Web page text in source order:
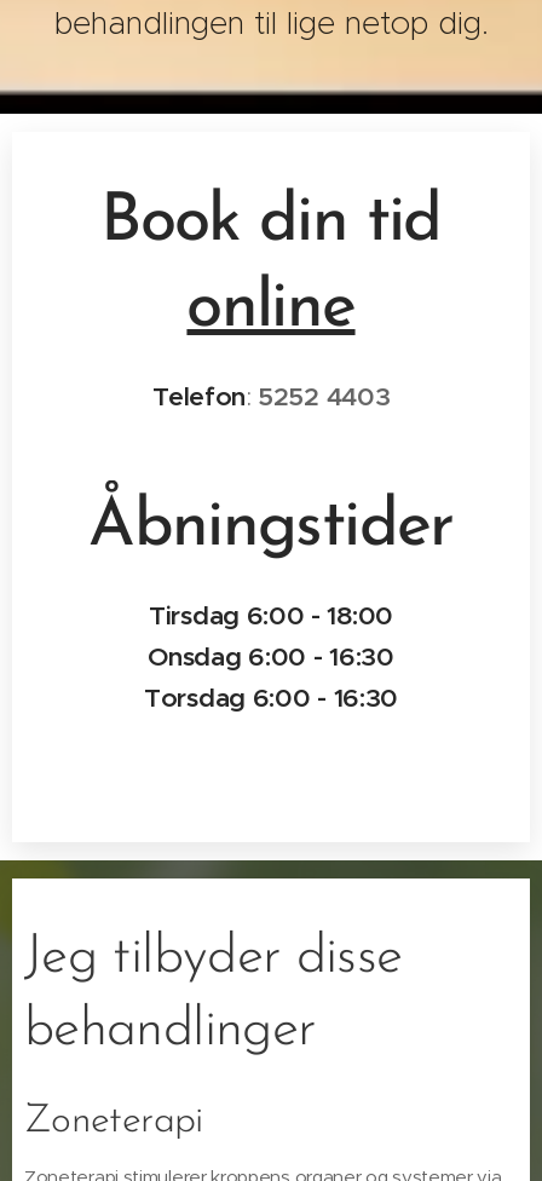
behandlingen til lige netop dig.
Book din tid
online
Telefon: 5252 4403
Åbningstider
Tirsdag 6:00 - 18:00
Onsdag 6:00 - 16:30
Torsdag 6:00 - 16:30
Jeg tilbyder disse
behandlinger
Zoneterapi
Zoneterapi stimulerer kroppens organer og systemer via